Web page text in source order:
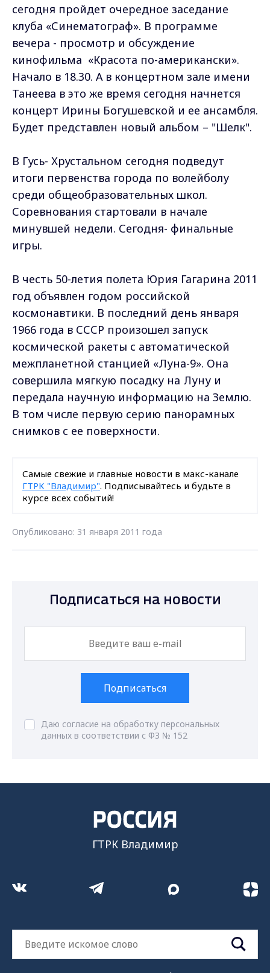
сегодня пройдет очередное заседание
клуба «Синематограф». В программе
вечера - просмотр и обсуждение
кинофильма «Красота по-американски».
Начало в 18.30. А в концертном зале имени
Танеева в это же время сегодня начнется
концерт Ирины Богушевской и ее ансамбля.
Будет представлен новый альбом – "Шелк".
В Гусь- Хрустальном сегодня подведут
итоги первенства города по волейболу
среди общеобразовательных школ.
Соревнования стартовали в начале
минувшей недели. Сегодня- финальные
игры.
В честь 50-летия полета Юрия Гагарина 2011
год объявлен годом российской
космонавтики. В последний день января
1966 года в СССР произошел запуск
космической ракеты с автоматической
межпланетной станцией «Луна-9». Она
совершила мягкую посадку на Луну и
передала научную информацию на Землю.
В том числе первую серию панорамных
снимков с ее поверхности.
Самые свежие и главные новости в макс-канале
ГТРК "Владимир". Подписывайтесь и будьте в
курсе всех событий!
Опубликовано: 31 января 2011 года
Подписаться на новости
Подписаться
Даю согласие на обработку персональных
данных в соответствии с ФЗ № 152
ГТРК Владимир